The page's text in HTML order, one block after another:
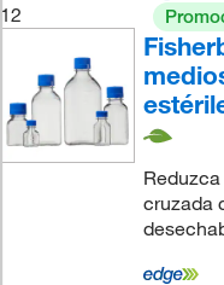
12
cruzada